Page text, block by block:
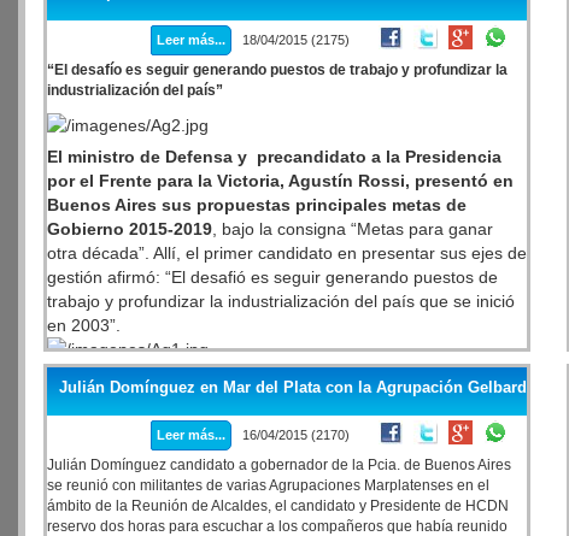
Leer más... 18/04/2015 (2175)
“El desafío es seguir generando puestos de trabajo y profundizar la
industrialización del país”
El ministro de Defensa y precandidato a la Presidencia
por el Frente para la Victoria, Agustín Rossi, presentó en
Buenos Aires sus propuestas principales metas de
Gobierno 2015-2019 , bajo la consigna “Metas para ganar
otra década”. Allí, el primer candidato en presentar sus ejes de
gestión afirmó: “El desafió es seguir generando puestos de
trabajo y profundizar la industrialización del país que se inició
en 2003”.
Frente a más de 300 invitados especiales que se dieron cita
década se incorporarán 3 millones de argentinos a la
población económicamente activa, con lo cual, el próximo
Presidente deberá crear 350 mil puestos de trabajo por año. Y
añadió: “Es notable que ningún candidato de la oposición
hable de trabajo, será porque no lo tienen en agenda, o lo que
Julián Domínguez en Mar del Plata con la Agrupación Gelbard
Leer más... 16/04/2015 (2170)
Julián Domínguez candidato a gobernador de la Pcia. de Buenos Aires
se reunió con militantes de varias Agrupaciones Marplatenses en el
ámbito de la Reunión de Alcaldes, el candidato y Presidente de HCDN
reservo dos horas para escuchar a los compañeros que había reunido